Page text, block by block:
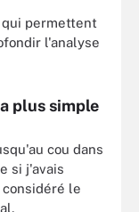
permettent
l'analyse
plus simple
cou dans
si j'avais
le